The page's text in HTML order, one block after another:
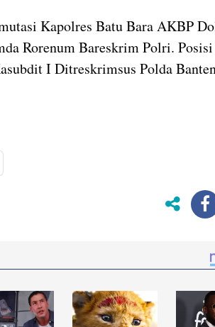
Kapolres Batu Bara AKBP
Rorenum Bareskrim Polri.
I Ditreskrimsus Polda